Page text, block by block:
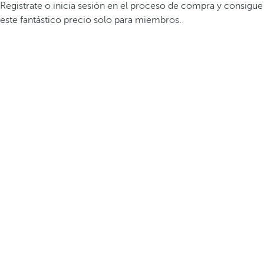
Registrate o inicia sesión en el proceso de compra y consigue
este fantástico precio solo para miembros.